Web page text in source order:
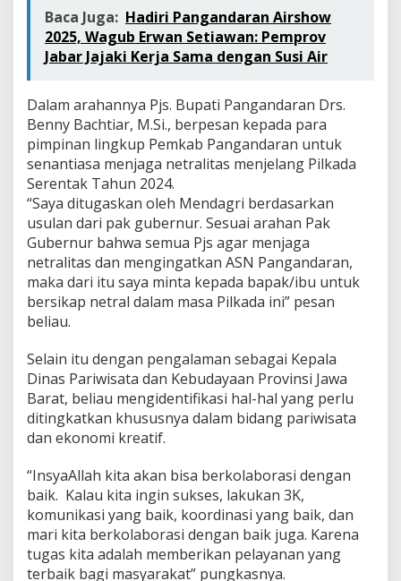
Baca Juga: Hadiri Pangandaran Airshow
2025, Wagub Erwan Setiawan: Pemprov
Jabar Jajaki Kerja Sama dengan Susi Air
Dalam arahannya Pjs. Bupati Pangandaran Drs.
Benny Bachtiar, M.Si., berpesan kepada para
pimpinan lingkup Pemkab Pangandaran untuk
senantiasa menjaga netralitas menjelang Pilkada
Serentak Tahun 2024.
“Saya ditugaskan oleh Mendagri berdasarkan
usulan dari pak gubernur. Sesuai arahan Pak
Gubernur bahwa semua Pjs agar menjaga
netralitas dan mengingatkan ASN Pangandaran,
maka dari itu saya minta kepada bapak/ibu untuk
bersikap netral dalam masa Pilkada ini” pesan
beliau.
Selain itu dengan pengalaman sebagai Kepala
Dinas Pariwisata dan Kebudayaan Provinsi Jawa
Barat, beliau mengidentifikasi hal-hal yang perlu
ditingkatkan khususnya dalam bidang pariwisata
dan ekonomi kreatif.
“InsyaAllah kita akan bisa berkolaborasi dengan
baik. Kalau kita ingin sukses, lakukan 3K,
komunikasi yang baik, koordinasi yang baik, dan
mari kita berkolaborasi dengan baik juga. Karena
tugas kita adalah memberikan pelayanan yang
terbaik bagi masyarakat” pungkasnya.